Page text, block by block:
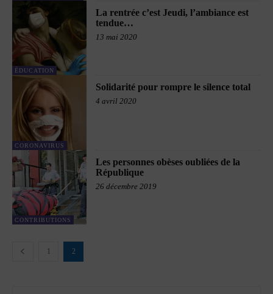
ÉDUCATION
La rentrée c’est Jeudi, l’ambiance est
tendue…
13 mai 2020
CORONAVIRUS
Solidarité pour rompre le silence total
4 avril 2020
CONTRIBUTIONS
Les personnes obèses oubliées de la
République
26 décembre 2019
2